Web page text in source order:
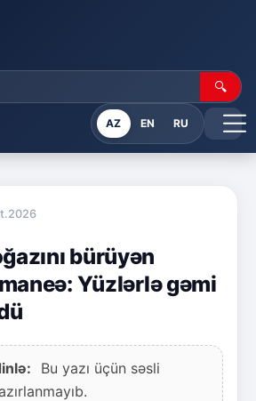
🔍
AZ EN RU
bürüyən
Yüzlərlə gəmi
Bu yazı üçün səsli